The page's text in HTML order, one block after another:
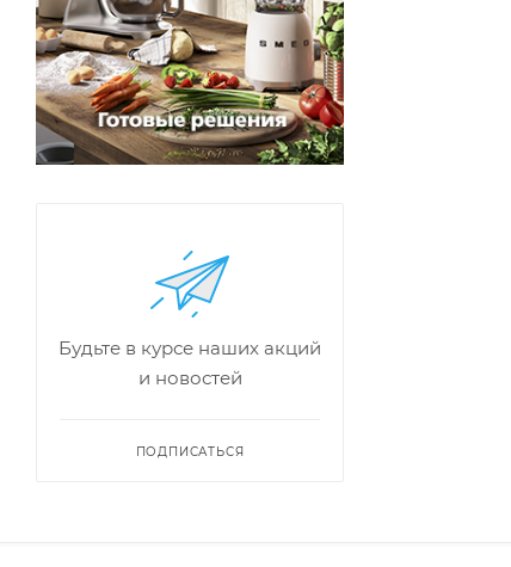
Будьте в курсе наших акций
и новостей
ПОДПИСАТЬСЯ